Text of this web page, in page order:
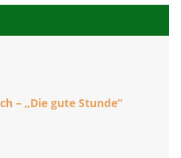
– „Die gute Stunde“